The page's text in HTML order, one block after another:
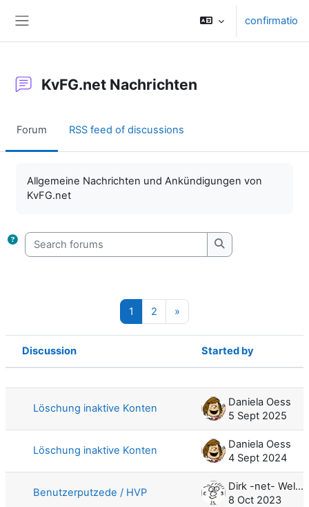
confirmatio
KvFG.net Nachrichten
Forum RSS feed of discussions
Allgemeine Nachrichten und Ankündigungen von
KvFG.net
Search forums
Search forums
1 Page 1
2 Page 2
»
Status
Discussion Started by
Löschung inaktive Konten
Daniela Oess
5 Sept 2025
Löschung inaktive Konten
Daniela Oess
4 Sept 2024
Benutzerputzede / HVP
Dirk -net- Weller
8 Oct 2023